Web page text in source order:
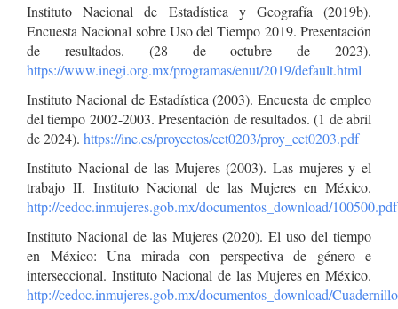
Instituto Nacional de Estadística y Geografía (2019b).
Encuesta Nacional sobre Uso del Tiempo 2019. Presentación
de resultados. (28 de octubre de 2023).
https://www.inegi.org.mx/programas/enut/2019/default.html
Instituto Nacional de Estadística (2003). Encuesta de empleo
del tiempo 2002-2003. Presentación de resultados. (1 de abril
de 2024). https://ine.es/proyectos/eet0203/proy_eet0203.pdf
Instituto Nacional de las Mujeres (2003). Las mujeres y el
trabajo II. Instituto Nacional de las Mujeres en México.
http://cedoc.inmujeres.gob.mx/documentos_download/100500.pdf
Instituto Nacional de las Mujeres (2020). El uso del tiempo
en México: Una mirada con perspectiva de género e
interseccional. Instituto Nacional de las Mujeres en México.
http://cedoc.inmujeres.gob.mx/documentos_download/